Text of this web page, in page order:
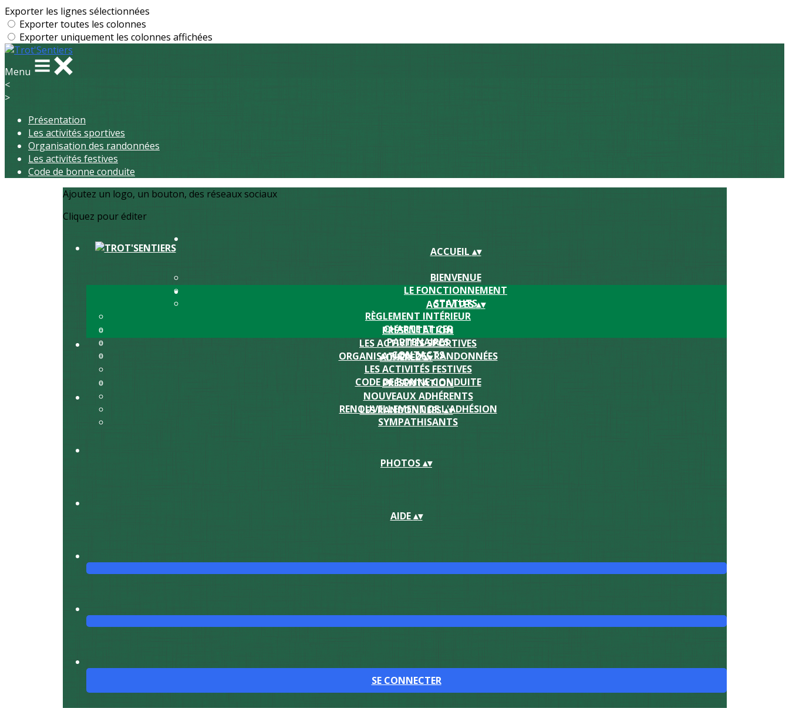
Exporter les lignes sélectionnées
Exporter toutes les colonnes
Exporter uniquement les colonnes affichées
Menu
<
>
Présentation
Les activités sportives
Organisation des randonnées
Les activités festives
Code de bonne conduite
Ajoutez un logo, un bouton, des réseaux sociaux
Cliquez pour éditer
ACCUEIL ▴▾
BIENVENUE
LE FONCTIONNEMENT
STATUTS
RÈGLEMENT INTÉRIEUR
CHARTE ET CER
PARTENAIRES
CONTACTS
ACTIVITES▴▾
PRÉSENTATION
LES ACTIVITÉS SPORTIVES
ORGANISATION DES RANDONNÉES
LES ACTIVITÉS FESTIVES
CODE DE BONNE CONDUITE
ADHEREZ▴▾
PRÉSENTATION
NOUVEAUX ADHÉRENTS
RENOUVELLEMENT DE L'ADHÉSION
SYMPATHISANTS
LES RANDONNEES▴▾
PHOTOS▴▾
AIDE▴▾
SE CONNECTER